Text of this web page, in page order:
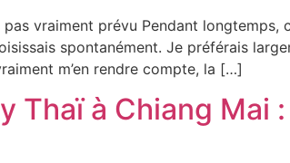
pas vraiment prévu Pendant
spontanément. Je préférais
m’en rendre compte, la […]
Thaï à Chiang